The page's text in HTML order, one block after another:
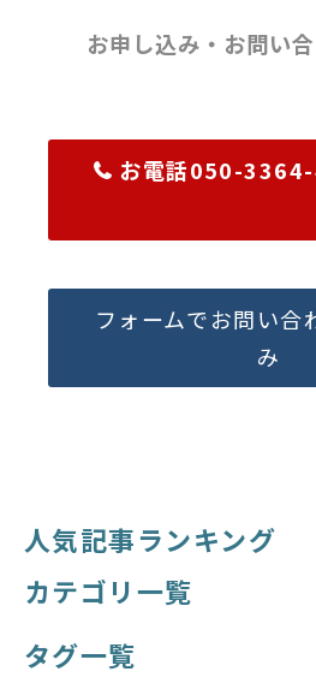
お申し込み・お問い
お電話050-
フォームでお問い合
み
人気記事ランキング
カテゴリ一覧
タグ一覧